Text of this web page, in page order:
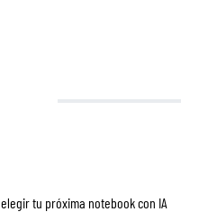
tu próxima notebook con IA